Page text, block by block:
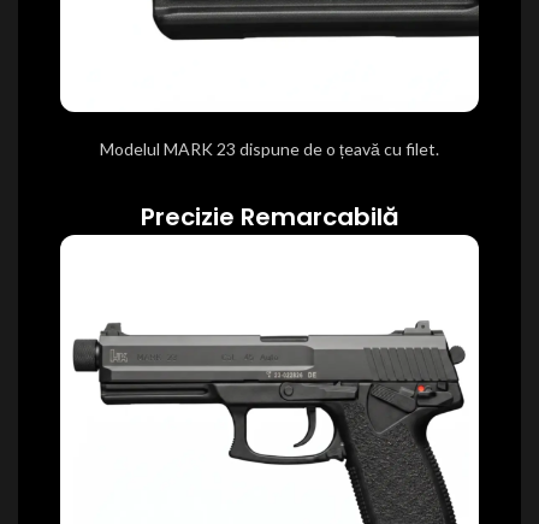
Modelul MARK 23 dispune de o țeavă cu filet.
Precizie Remarcabilă